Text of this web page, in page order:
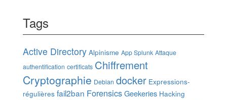
Tags
Active Directory Alpinisme App Splunk Attaque
authentification certificats Chiffrement
Cryptographie Debian docker Expressions-
régulières fail2ban ForensicsGeekeries Hacking